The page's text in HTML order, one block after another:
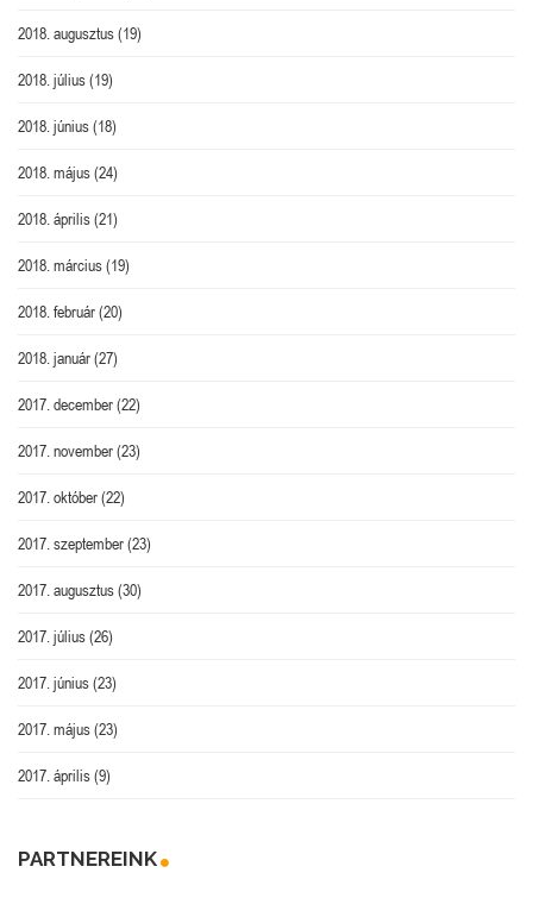
2018. augusztus(19)
2018. július(19)
2018. június(18)
2018. május(24)
2018. április(21)
2018. március(19)
2018. február(20)
2018. január(27)
2017. december(22)
2017. november(23)
2017. október(22)
2017. szeptember(23)
2017. augusztus(30)
2017. július(26)
2017. június(23)
2017. május(23)
2017. április(9)
PARTNEREINK